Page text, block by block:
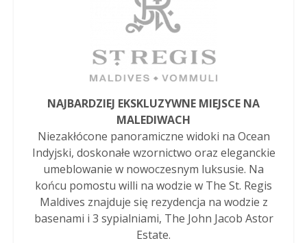
NAJBARDZIEJ EKSKLUZYWNE MIEJSCE NA
MALEDIWACH
Niezakłócone panoramiczne widoki na Ocean
Indyjski, doskonałe wzornictwo oraz eleganckie
umeblowanie w nowoczesnym luksusie. Na
końcu pomostu willi na wodzie w The St. Regis
Maldives znajduje się rezydencja na wodzie z
basenami i 3 sypialniami, The John Jacob Astor
Estate.